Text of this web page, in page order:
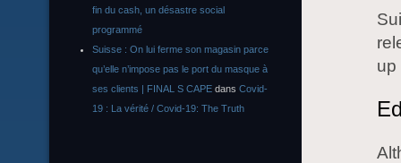
up
fin du cash, un désastre social
programmé
Suisse : On lui ferme son magasin parce
qu’elle n’impose pas le port du masque à
ses clients | FINAL S CAPE dans Covid-
19 : La vérité / Covid-19: The Truth